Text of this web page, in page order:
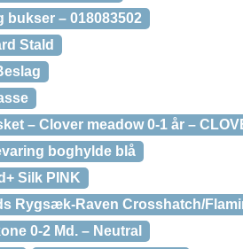
bukser – 018083502
Stald
– Clover meadow 0-1 år –
boghylde blå
Silk PINK
Rygsæk-Raven Crosshatch/
0-2 Md. – Neutral